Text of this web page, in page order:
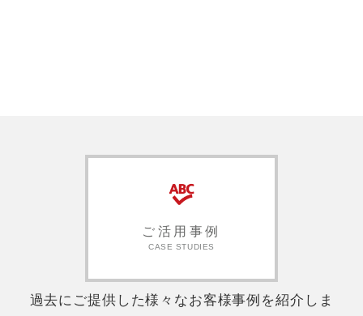
ご活用事例
CASE STUDIES
過去にご提供した様々なお客様事例を紹介しま